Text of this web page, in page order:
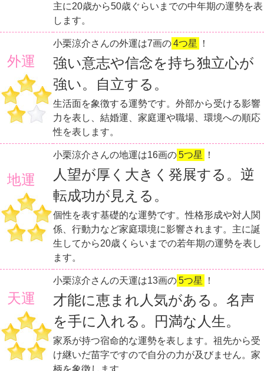
主に20歳から50歳ぐらいまでの中年期の運勢を表
します。
外運
小栗涼介さんの外運は7画の4つ星 ！
強い意志や信念を持ち独立心が
強い。自立する。
生活面を象徴する運勢です。外部から受ける影響
力を表し、結婚運、家庭運や職場、環境への順応
性を表します。
地運
小栗涼介さんの地運は16画の5つ星 ！
人望が厚く大きく発展する。逆
転成功が見える。
個性を表す基礎的な運勢です。性格形成や対人関
係、行動力など家庭環境に影響されます。主に誕
生してから20歳くらいまでの若年期の運勢を表し
ます。
天運
小栗涼介さんの天運は13画の5つ星 ！
才能に恵まれ人気がある。名声
を手に入れる。円満な人生。
家系が持つ宿命的な運勢を表します。祖先から受
け継いだ苗字ですので自分の力が及びません。家
柄を象徴します。